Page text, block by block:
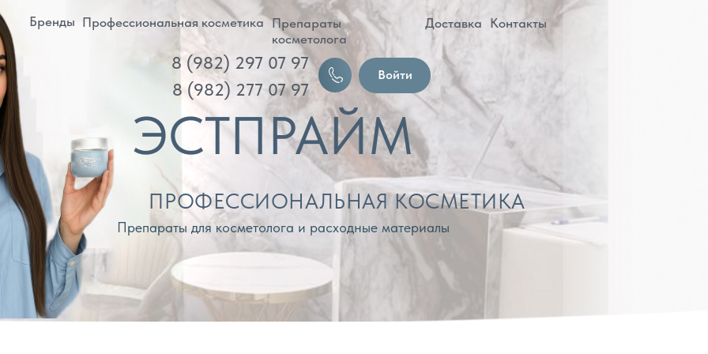
ЭСТПРАЙМ
Препараты для косметолога и расходные материалы
8 (982) 297 07 97
ПРОФЕССИОНАЛЬНАЯ КОСМЕТИКА
Профессиональная косметика Препараты
Контакты
Доставка
8 (982) 277 07 97
Войти